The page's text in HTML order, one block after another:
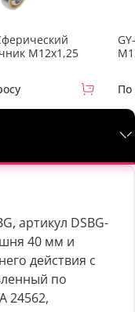
M12x1,25
По
артикул DSBG-
40 мм и
действия с
по
24562,